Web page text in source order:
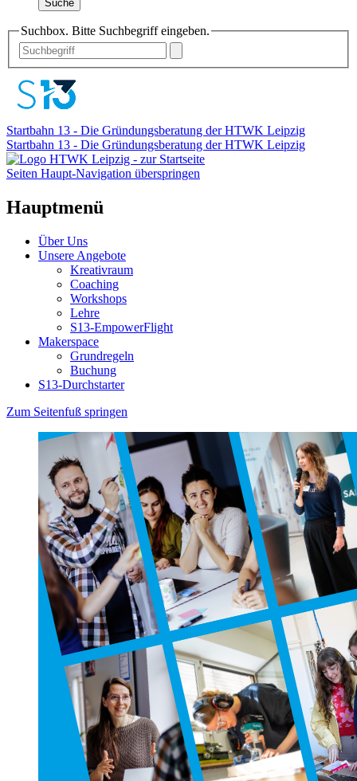
Suche
Suchbox. Bitte Suchbegriff eingeben.
Startbahn 13 - Die Gründungsberatung der HTWK Leipzig
Startbahn 13 - Die Gründungsberatung der HTWK Leipzig
Seiten Haupt-Navigation überspringen
Hauptmenü
Über Uns
Unsere Angebote
Kreativraum
Coaching
Workshops
Lehre
S13-EmpowerFlight
Makerspace
Grundregeln
Buchung
S13-Durchstarter
Zum Seitenfuß springen